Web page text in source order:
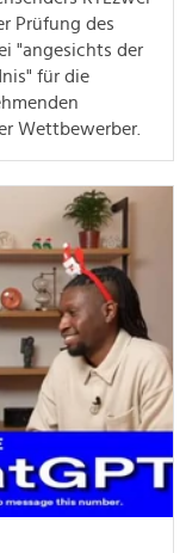
Prüfung des
"angesichts der
für die
Wettbewerber.